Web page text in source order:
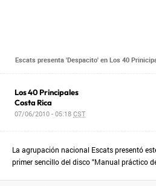
Escats presenta 'Despacito' en Los 40
Los 40 Principales
Costa Rica
07/06/2010 - 05:18CST
La agrupación nacional Escats presentó
primer sencillo del disco "Manual práctico